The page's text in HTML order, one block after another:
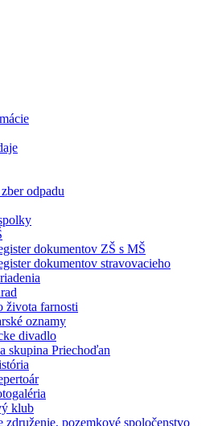
odpadu
dokumentov ZŠ s MŠ
dokumentov stravovacieho
života farnosti
oznamy
divadlo
skupina Priechoďan
klub
združenie, pozemkové spoločenstvo